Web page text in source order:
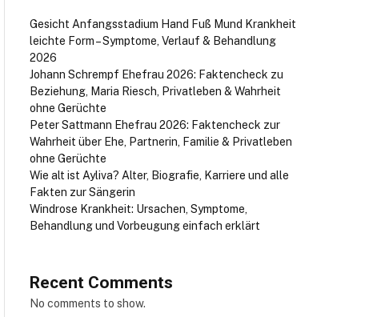
Gesicht Anfangsstadium Hand Fuß Mund Krankheit
leichte Form – Symptome, Verlauf & Behandlung
2026
Johann Schrempf Ehefrau 2026: Faktencheck zu
Beziehung, Maria Riesch, Privatleben & Wahrheit
ohne Gerüchte
Peter Sattmann Ehefrau 2026: Faktencheck zur
Wahrheit über Ehe, Partnerin, Familie & Privatleben
ohne Gerüchte
Wie alt ist Ayliva? Alter, Biografie, Karriere und alle
Fakten zur Sängerin
Windrose Krankheit: Ursachen, Symptome,
Behandlung und Vorbeugung einfach erklärt
Recent Comments
No comments to show.